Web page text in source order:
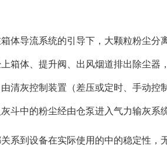
体导流系统的引导下，大颗粒粉尘分
箱体、提升阀、出风烟道排出除尘器
清灰控制装置（差压或定时、手动控
斗中的粉尘经由仓泵进入气力输灰系统
到设备在实际使用的中的稳定性，